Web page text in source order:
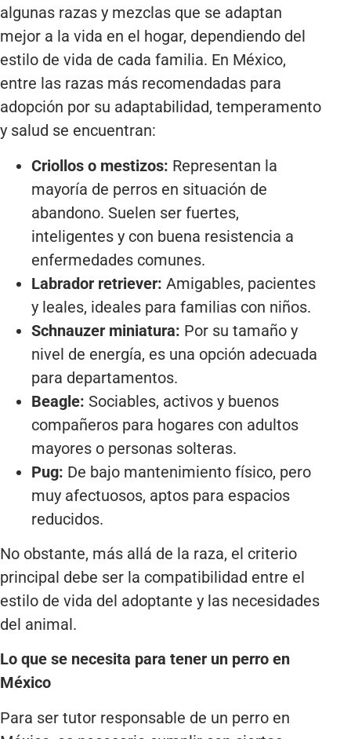
algunas razas y mezclas que se adaptan
mejor a la vida en el hogar, dependiendo del
estilo de vida de cada familia. En México,
entre las razas más recomendadas para
adopción por su adaptabilidad, temperamento
y salud se encuentran:
Criollos o mestizos: Representan la
mayoría de perros en situación de
abandono. Suelen ser fuertes,
inteligentes y con buena resistencia a
enfermedades comunes.
Labrador retriever: Amigables, pacientes
y leales, ideales para familias con niños.
Schnauzer miniatura: Por su tamaño y
nivel de energía, es una opción adecuada
para departamentos.
Beagle: Sociables, activos y buenos
compañeros para hogares con adultos
mayores o personas solteras.
Pug: De bajo mantenimiento físico, pero
muy afectuosos, aptos para espacios
reducidos.
No obstante, más allá de la raza, el criterio
principal debe ser la compatibilidad entre el
estilo de vida del adoptante y las necesidades
del animal.
Lo que se necesita para tener un perro en
México
Para ser tutor responsable de un perro en